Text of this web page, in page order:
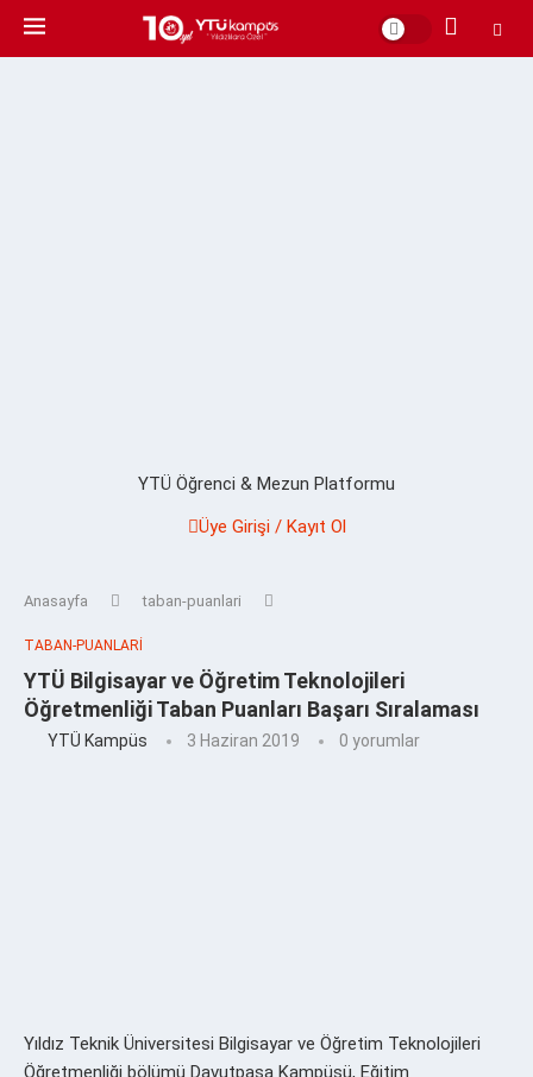
YTÜ Öğrenci & Mezun Platformu
Üye Girişi / Kayıt Ol
Anasayfa taban-puanlari
TABAN-PUANLARI
YTÜ Bilgisayar ve Öğretim Teknolojileri
Öğretmenliği Taban Puanları Başarı Sıralaması
YTÜ Kampüs 3 Haziran 2019 0 yorumlar
Yıldız Teknik Üniversitesi Bilgisayar ve Öğretim Teknolojileri
Öğretmenliği bölümü Davutpaşa Kampüsü, Eğitim